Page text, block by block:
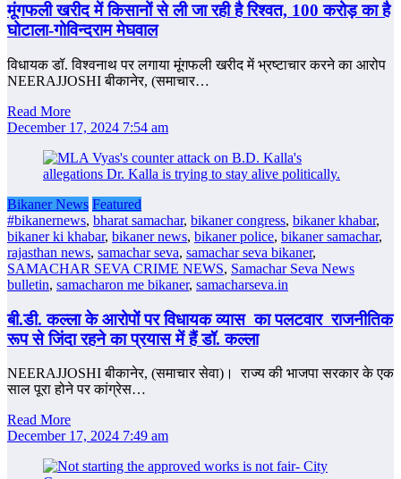
मूंगफली खरीद में किसानों से ली जा रही है रिश्‍वत, 100 करोड़ का है
घोटाला-गोविन्‍दराम मेघवाल
विधायक डॉ. विश्‍वनाथ पर लगाया मूंगफली खरीद में भ्रष्‍टाचार करने का आरोप
NEERAJJOSHI बीकानेर, (समाचार…
Read More
December 17, 2024 7:54 am
Bikaner News Featured
#bikanernews, bharat samachar, bikaner congress, bikaner khabar,
bikaner ki khabar, bikaner news, bikaner police, bikaner samachar,
rajasthan news, samachar seva, samachar seva bikaner,
SAMACHAR SEVA CRIME NEWS, Samachar Seva News
bulletin, samacharon me bikaner, samacharseva.in
बी.डी. कल्ला के आरोपों पर विधायक व्‍यास का पलटवार राजनीतिक
रूप से जिंदा रहने का प्रयास में हैं डॉ. कल्‍ला
NEERAJJOSHI बीकानेर, (समाचार सेवा)। राज्‍य की भाजपा सरकार के एक
साल पूरा होने पर कांग्रेस…
Read More
December 17, 2024 7:49 am